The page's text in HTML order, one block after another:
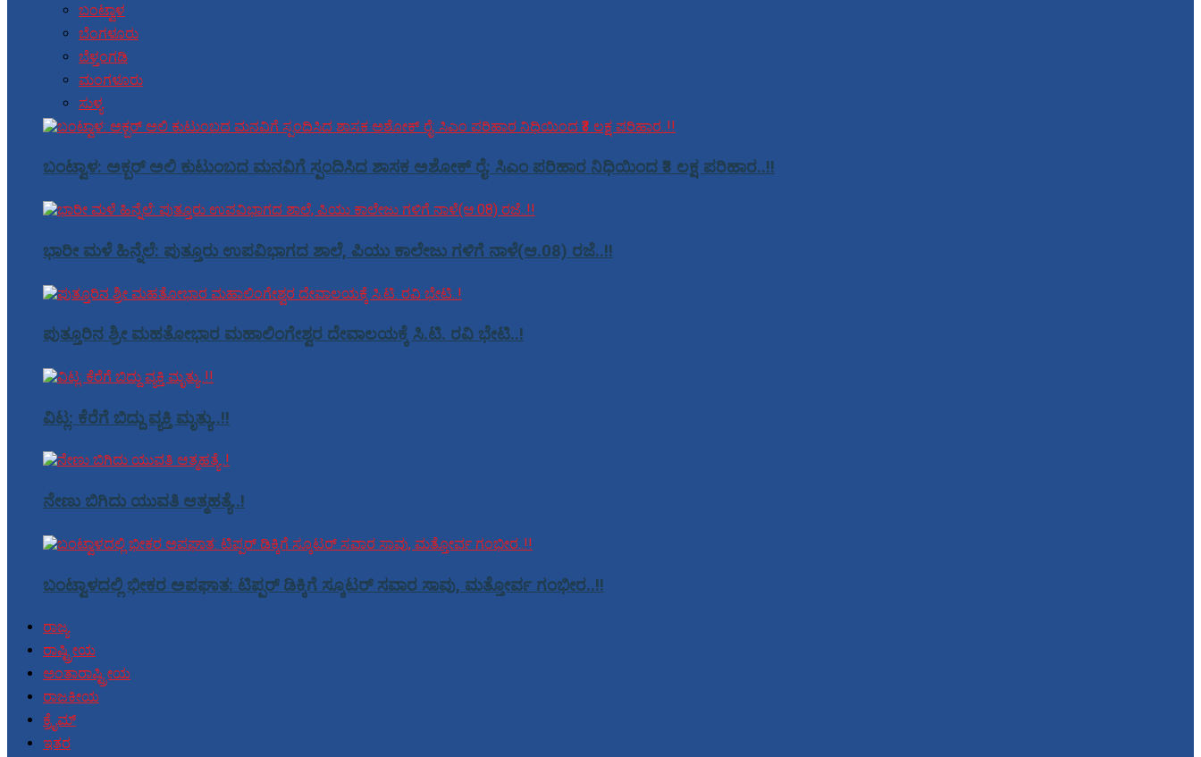
ಬಂಟ್ವಾಳ
ಬೆಂಗಳೂರು
ಬೆಳ್ತಂಗಡಿ
ಮಂಗಳೂರು
ಸುಳ್ಯ
ಬಂಟ್ವಾಳ: ಅಕ್ಬರ್ ಅಲಿ ಕುಟುಂಬದ ಮನವಿಗೆ ಸ್ಪಂದಿಸಿದ ಶಾಸಕ ಅಶೋಕ್ ರೈ: ಸಿಎಂ ಪರಿಹಾರ ನಿಧಿಯಿಂದ ₹3 ಲಕ್ಷ ಪರಿಹಾರ..!!
ಭಾರೀ ಮಳೆ ಹಿನ್ನೆಲೆ: ಪುತ್ತೂರು ಉಪವಿಭಾಗದ ಶಾಲೆ, ಪಿಯು ಕಾಲೇಜು ಗಳಿಗೆ ನಾಳೆ(ಆ.08) ರಜೆ..!!
ಪುತ್ತೂರಿನ ಶ್ರೀ ಮಹತೋಭಾರ ಮಹಾಲಿಂಗೇಶ್ವರ ದೇವಾಲಯಕ್ಕೆ ಸಿ.ಟಿ. ರವಿ ಭೇಟಿ..!
ವಿಟ್ಲ: ಕೆರೆಗೆ ಬಿದ್ದು ವ್ಯಕ್ತಿ ಮೃತ್ಯು..!!
ನೇಣು ಬಿಗಿದು ಯುವತಿ ಆತ್ಮಹತ್ಯೆ..!
ಬಂಟ್ವಾಳದಲ್ಲಿ ಭೀಕರ ಅಪಘಾತ: ಟಿಪ್ಪರ್ ಡಿಕ್ಕಿಗೆ ಸ್ಕೂಟರ್ ಸವಾರ ಸಾವು, ಮತ್ತೋರ್ವ ಗಂಭೀರ..!!
ರಾಜ್ಯ
ರಾಷ್ಟ್ರೀಯ
ಅಂತಾರಾಷ್ಟ್ರೀಯ
ರಾಜಕೀಯ
ಕ್ರೈಮ್
ಇತರ